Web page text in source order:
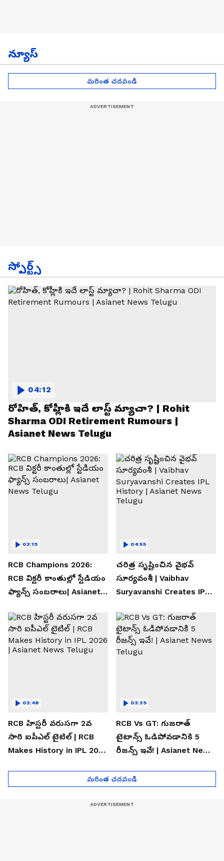
న్యూస్
మరింత చదవండి
స్పోర్ట్స్
రోహిత్, కోహ్లీకి ఇదే లాస్ట్ మ్యాచా? | Rohit
Sharma ODI Retirement Rumours |
Asianet News Telugu
04:12
RCB Champions 2026:
RCB విక్టరీ కాంతుల్లో స్టేడియం
ఫ్యాన్స్ సంబరాలు| Asianet
03:19
చరిత్ర సృష్టించిన వైభవ్
సూర్యవంశీ | Vaibhav
Suryavanshi Creates IPL
Telugu
04:55
RCB హిస్టరీ వరుసగా 2వ
సారి ఐపీఎల్ టైటిల్ | RCB
Makes History in IPL 2026
03:48
RCB Vs GT: గుజరాత్
టైటాన్స్ ఓడిపోవడానికి 5
రీజన్స్ ఇవే! | Asianet News
03:39
మరింత చదవండి